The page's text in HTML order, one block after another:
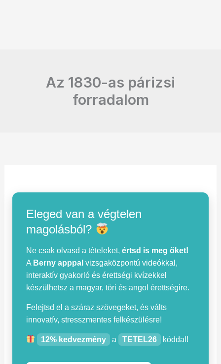
Az 1830-as párizsi
forradalom
Eleged van a végtelen
magolásból?
Ne csak olvasd a tételeket,értsd is meg őket!
A Berny apppal vizsgaközpontú videókkal,
interaktív gyakorló és érettségi kvízekkel
készülhetsz a magyar, töri és angol érettségire.
Felejtsd el a száraz szövegeket, és válts
innovatív, stresszmentes felkészülésre!
12% kedvezmény a TETEL26 kóddal!